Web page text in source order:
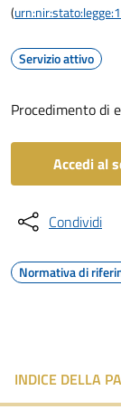
(
Servizio attivo
Procedimento di
Accedi al
Condividi
Normativa di
INDICE DELLA